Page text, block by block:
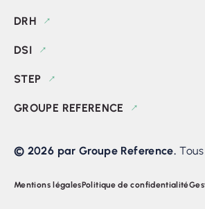
DRH
DSI
STEP
GROUPE REFERENCE
© 2026 par Groupe Reference.
Mentions légalesPolitique de confidentialité